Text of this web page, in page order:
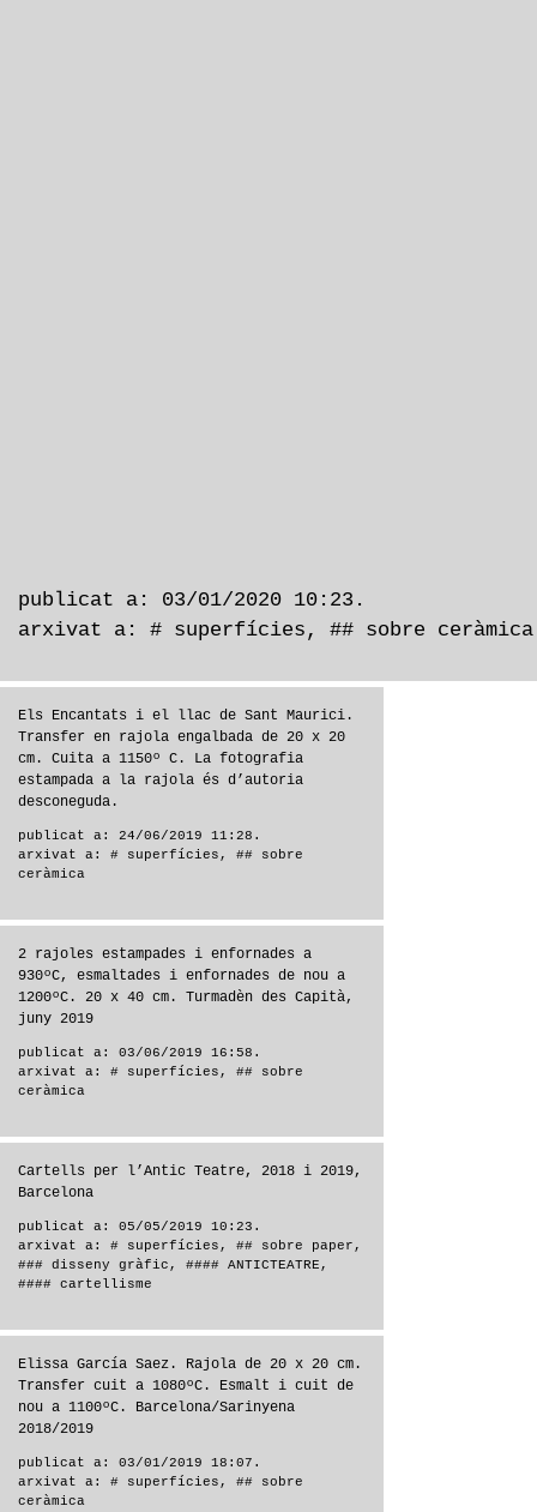
publicat a: 03/01/2020 10:23.
arxivat a: # superfícies , ## sobre ceràmica
Els Encantats i el llac de Sant Maurici.
Transfer en rajola engalbada de 20 x 20
cm. Cuita a 1150º C. La fotografia
estampada a la rajola és d’autoria
desconeguda.
publicat a: 24/06/2019 11:28.
arxivat a: # superfícies , ## sobre
ceràmica
2 rajoles estampades i enfornades a
930ºC, esmaltades i enfornades de nou a
1200ºC. 20 x 40 cm. Turmadèn des Capità,
juny 2019
publicat a: 03/06/2019 16:58.
arxivat a: # superfícies , ## sobre
ceràmica
Cartells per l’Antic Teatre, 2018 i 2019,
Barcelona
publicat a: 05/05/2019 10:23.
arxivat a: # superfícies , ## sobre paper ,
### disseny gràfic , #### ANTICTEATRE ,
#### cartellisme
Elissa García Saez. Rajola de 20 x 20 cm.
Transfer cuit a 1080ºC. Esmalt i cuit de
nou a 1100ºC. Barcelona/Sarinyena
2018/2019
publicat a: 03/01/2019 18:07.
arxivat a: # superfícies , ## sobre
ceràmica